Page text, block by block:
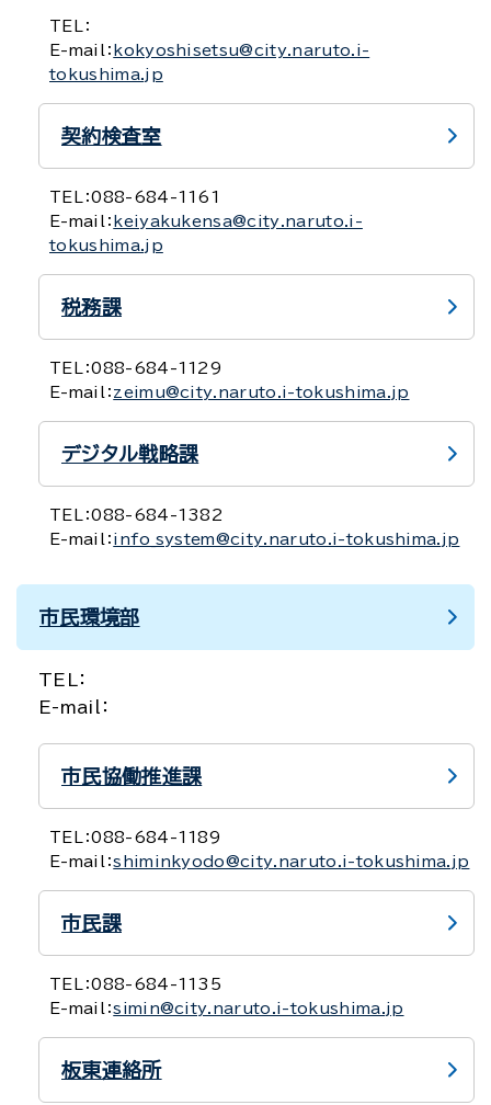
TEL：
E-mail： kokyoshisetsu@city.naruto.i-
tokushima.jp
契約検査室
TEL：088-684-1161
E-mail： keiyakukensa@city.naruto.i-
tokushima.jp
税務課
TEL：088-684-1129
E-mail： zeimu@city.naruto.i-tokushima.jp
デジタル戦略課
TEL：088-684-1382
E-mail： info_system@city.naruto.i-tokushima.jp
市民環境部
TEL：
E-mail：
市民協働推進課
TEL：088-684-1189
E-mail：shiminkyodo@city.naruto.i-tokushima.jp
市民課
TEL：088-684-1135
E-mail：simin@city.naruto.i-tokushima.jp
板東連絡所